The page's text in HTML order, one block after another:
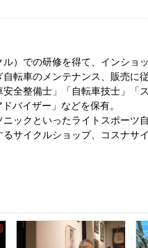
）での研修を得て、インショ
転車のメンテナンス、販売に
全整備士」「自転車技士」「ス
バイザー」などを保有。
ックといったライトスポーツ
サイクルショップ、コスナサ